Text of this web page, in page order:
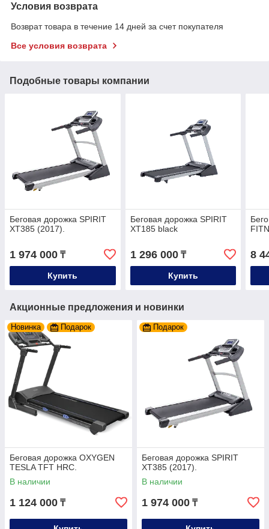
Условия возврата
Возврат товара в течение 14 дней за счет покупателя
Все условия возврата
Подобные товары компании
Беговая дорожка SPIRIT
XT385 (2017).
1 974 000 ₸
Купить
Беговая дорожка SPIRIT
XT185 black
1 296 000₸
Купить
8
Акционные предложения и новинки
Новинка Подарок
Беговая дорожка OXYGEN
TESLA TFT HRC.
В наличии
1 124 000 ₸
Подарок
Беговая дорожка SPIRIT
XT385 (2017).
В наличии
1 974 000 ₸